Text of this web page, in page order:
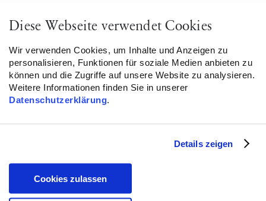
Diese Webseite verwendet Cookies
Wir verwenden Cookies, um Inhalte und Anzeigen zu
personalisieren, Funktionen für soziale Medien anbieten zu
können und die Zugriffe auf unsere Website zu analysieren.
Weitere Informationen finden Sie in unserer
Datenschutzerklärung
Details zeigen
Cookies zulassen